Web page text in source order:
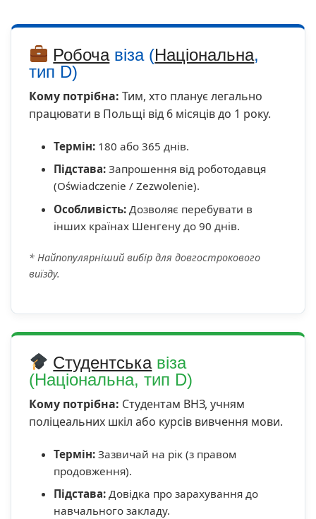
Робочавіза (Національна,
тип D)
Кому потрібна: Тим, хто планує легально
працювати в Польщі від 6 місяців до 1 року.
Термін: 180 або 365 днів.
Підстава: Запрошення від роботодавця
(Oświadczenie / Zezwolenie).
Особливість: Дозволяє перебувати в
інших країнах Шенгену до 90 днів.
* Найпопулярніший вибір для довгострокового
виїзду.
Студентськавіза
(Національна, тип D)
Кому потрібна: Студентам ВНЗ, учням
поліцеальних шкіл або курсів вивчення мови.
Термін: Зазвичай на рік (з правом
продовження).
Підстава: Довідка про зарахування до
навчального закладу.